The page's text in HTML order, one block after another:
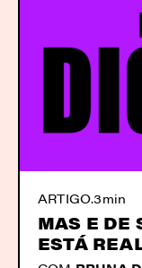
ARTIGO.3min
MAS E DE
ESTÁ